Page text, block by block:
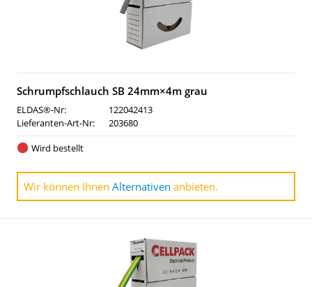
Schrumpfschlauch SB 24mm×4m grau
ELDAS®-Nr:
122042413
Lieferanten-Art-Nr:
203680
Wird bestellt
Wir können Ihnen Alternativen anbieten.